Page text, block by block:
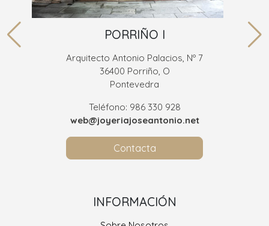
PORRIÑO I
Arquitecto Antonio Palacios, Nº 7
36400 Porriño, O
Pontevedra
Teléfono: 986 330 928
web@joyeriajoseantonio.net
Contacta
INFORMACIÓN